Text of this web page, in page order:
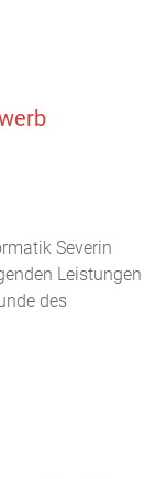
Severin
Leistungen
des